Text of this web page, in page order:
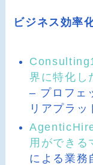
ビジネス効率
界に特化し
– プロフェ
リアプラッ
用ができる
による業務